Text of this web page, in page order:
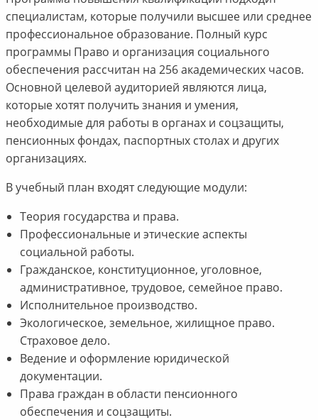
специалистам, которые получили высшее или среднее
профессиональное образование. Полный курс
программы Право и организация социального
обеспечения рассчитан на 256 академических часов.
Основной целевой аудиторией являются лица,
которые хотят получить знания и умения,
необходимые для работы в органах и соцзащиты,
пенсионных фондах, паспортных столах и других
организациях.
В учебный план входят следующие модули:
Теория государства и права.
Профессиональные и этические аспекты
социальной работы.
Гражданское, конституционное, уголовное,
административное, трудовое, семейное право.
Исполнительное производство.
Экологическое, земельное, жилищное право.
Страховое дело.
Ведение и оформление юридической
документации.
Права граждан в области пенсионного
обеспечения и соцзащиты.